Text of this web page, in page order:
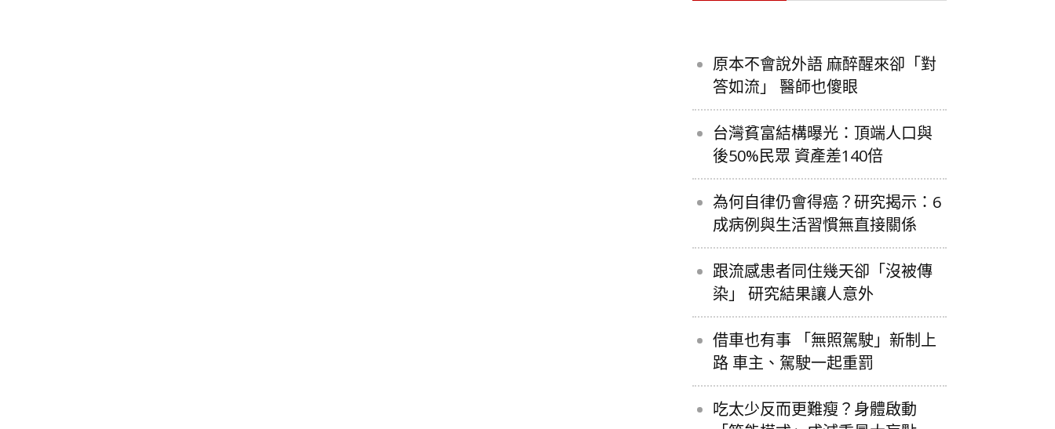
原本不會說外語 麻醉醒來卻「對
答如流」 醫師也傻眼
台灣貧富結構曝光：頂端人口與
後50%民眾 資產差140倍
為何自律仍會得癌？研究揭示：6
成病例與生活習慣無直接關係
跟流感患者同住幾天卻「沒被傳
染」 研究結果讓人意外
借車也有事 「無照駕駛」新制上
路 車主、駕駛一起重罰
吃太少反而更難瘦？身體啟動